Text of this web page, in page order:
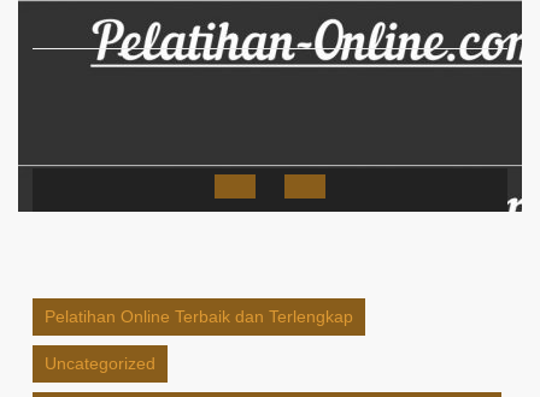
Open
Pelatihan Online Terbaik dan Terlengkap
Uncategorized